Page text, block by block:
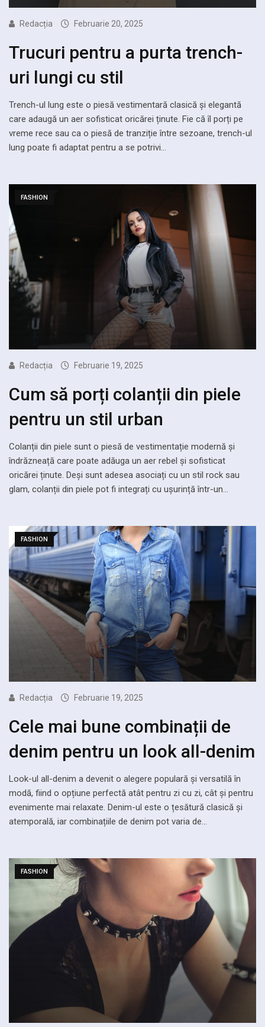
Redacția Februarie 20, 2025
Trucuri pentru a purta trench-
uri lungi cu stil
Trench-ul lung este o piesă vestimentară clasică și elegantă
care adaugă un aer sofisticat oricărei ținute. Fie că îl porți pe
vreme rece sau ca o piesă de tranziție între sezoane, trench-ul
lung poate fi adaptat pentru a se potrivi…
FASHION
Redacția Februarie 19, 2025
Cum să porți colanții din piele
pentru un stil urban
Colanții din piele sunt o piesă de vestimentație modernă și
îndrăzneață care poate adăuga un aer rebel și sofisticat
oricărei ținute. Deși sunt adesea asociați cu un stil rock sau
glam, colanții din piele pot fi integrați cu ușurință într-un…
FASHION
Redacția Februarie 19, 2025
Cele mai bune combinații de
denim pentru un look all-denim
Look-ul all-denim a devenit o alegere populară și versatilă în
modă, fiind o opțiune perfectă atât pentru zi cu zi, cât și pentru
evenimente mai relaxate. Denim-ul este o țesătură clasică și
atemporală, iar combinațiile de denim pot varia de…
FASHION